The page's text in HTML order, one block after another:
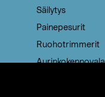
Säilytys
Painepesurit
Ruohotrimmerit